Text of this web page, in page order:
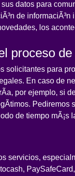
datos para
de
los
proceso
solicitantes para
En caso de
por ejemplo, si
de tiempo
servicios,